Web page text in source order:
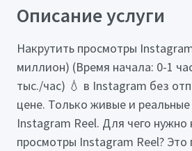
Описание услуги
Накрутить просмотры
миллион) (Время начала: 0-1
тыс./час) 💧 в Instagram без
цене. Только живые и
Instagram Reel. Для чего нужно
просмотры Instagram Reel?